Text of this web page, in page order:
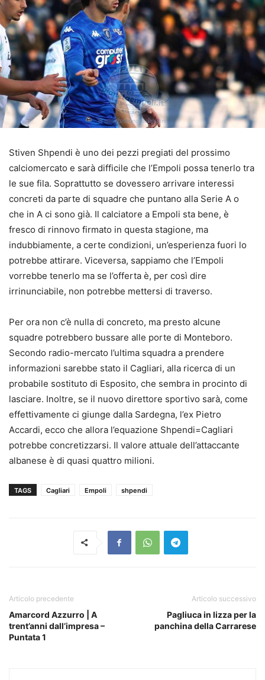
Stiven Shpendi è uno dei pezzi pregiati del prossimo
calciomercato e sarà difficile che l’Empoli possa tenerlo tra
le sue fila. Soprattutto se dovessero arrivare interessi
concreti da parte di squadre che puntano alla Serie A o
che in A ci sono già. Il calciatore a Empoli sta bene, è
fresco di rinnovo firmato in questa stagione, ma
indubbiamente, a certe condizioni, un’esperienza fuori lo
potrebbe attirare. Viceversa, sappiamo che l’Empoli
vorrebbe tenerlo ma se l’offerta è, per così dire
irrinunciabile, non potrebbe mettersi di traverso.
Per ora non c’è nulla di concreto, ma presto alcune
squadre potrebbero bussare alle porte di Monteboro.
Secondo radio-mercato l’ultima squadra a prendere
informazioni sarebbe stato il Cagliari, alla ricerca di un
probabile sostituto di Esposito, che sembra in procinto di
lasciare. Inoltre, se il nuovo direttore sportivo sarà, come
effettivamente ci giunge dalla Sardegna, l’ex Pietro
Accardi, ecco che allora l’equazione Shpendi=Cagliari
potrebbe concretizzarsi. Il valore attuale dell’attaccante
albanese è di quasi quattro milioni.
TAGS Cagliari Empoli shpendi
Articolo precedente
Amarcord Azzurro | A
trent’anni dall’impresa –
Puntata 1
Articolo successivo
Pagliuca in lizza per la
panchina della Carrarese